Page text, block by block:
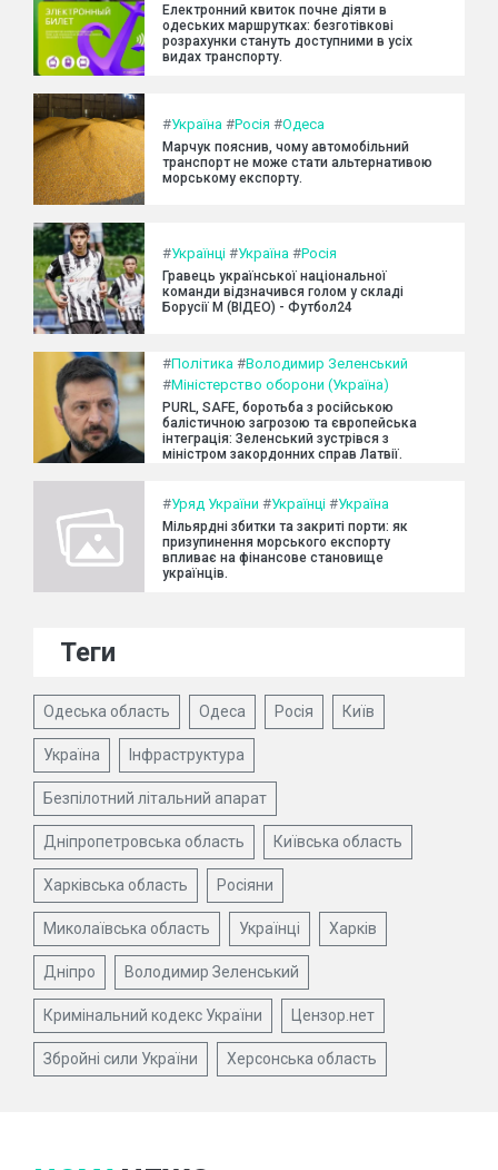
Електронний квиток почне діяти в
одеських маршрутках: безготівкові
розрахунки стануть доступними в усіх
видах транспорту.
#Україна #Росія #Одеса
Марчук пояснив, чому автомобільний
транспорт не може стати альтернативою
морському експорту.
#Українці #Україна #Росія
Гравець української національної
команди відзначився голом у складі
Борусії М (ВІДЕО) - Футбол24
#Політика #Володимир Зеленський
#Міністерство оборони (Україна)
PURL, SAFE, боротьба з російською
балістичною загрозою та європейська
інтеграція: Зеленський зустрівся з
міністром закордонних справ Латвії.
#Уряд України #Українці #Україна
Мільярдні збитки та закриті порти: як
призупинення морського експорту
впливає на фінансове становище
українців.
Теги
Одеська область Одеса Росія Київ
Україна Інфраструктура
Безпілотний літальний апарат
Дніпропетровська область Київська область
Харківська область Росіяни
Миколаївська область Українці Харків
Дніпро Володимир Зеленський
Кримінальний кодекс України Цензор.нет
Збройні сили України Херсонська область